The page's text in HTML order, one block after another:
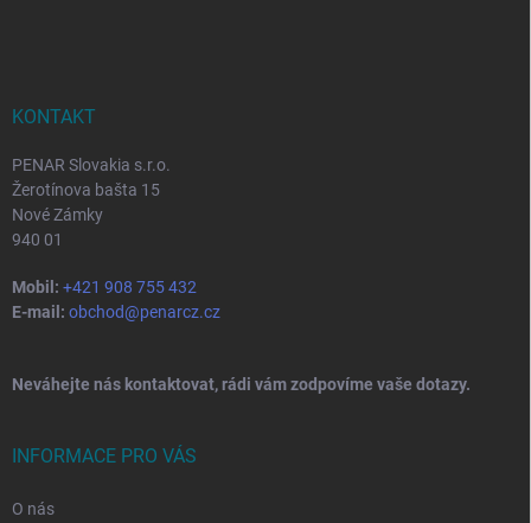
KONTAKT
PENAR Slovakia s.r.o.
Žerotínova bašta 15
Nové Zámky
940 01
Mobil: +421 908 755 432
E-mail: obchod@penarcz.cz
Neváhejte nás kontaktovat, rádi vám zodpovíme vaše dotazy.
INFORMACE PRO VÁS
O nás